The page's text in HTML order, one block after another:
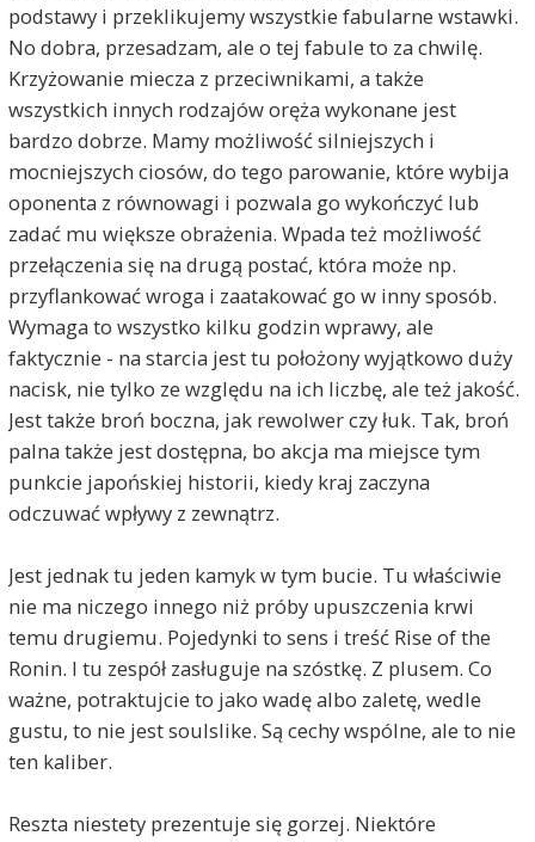
podstawy i przeklikujemy wszystkie fabularne wstawki.
No dobra, przesadzam, ale o tej fabule to za chwilę.
Krzyżowanie miecza z przeciwnikami, a także
wszystkich innych rodzajów oręża wykonane jest
bardzo dobrze. Mamy możliwość silniejszych i
mocniejszych ciosów, do tego parowanie, które wybija
oponenta z równowagi i pozwala go wykończyć lub
zadać mu większe obrażenia. Wpada też możliwość
przełączenia się na drugą postać, która może np.
przyflankować wroga i zaatakować go w inny sposób.
Wymaga to wszystko kilku godzin wprawy, ale
faktycznie - na starcia jest tu położony wyjątkowo duży
nacisk, nie tylko ze względu na ich liczbę, ale też jakość.
Jest także broń boczna, jak rewolwer czy łuk. Tak, broń
palna także jest dostępna, bo akcja ma miejsce tym
punkcie japońskiej historii, kiedy kraj zaczyna
odczuwać wpływy z zewnątrz.
Jest jednak tu jeden kamyk w tym bucie. Tu właściwie
nie ma niczego innego niż próby upuszczenia krwi
temu drugiemu. Pojedynki to sens i treść Rise of the
Ronin. I tu zespół zasługuje na szóstkę. Z plusem. Co
ważne, potraktujcie to jako wadę albo zaletę, wedle
gustu, to nie jest soulslike. Są cechy wspólne, ale to nie
ten kaliber.
Reszta niestety prezentuje się gorzej. Niektóre